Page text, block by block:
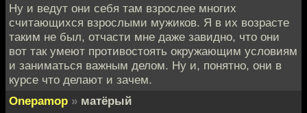
Ну и ведут они себя там взрослее многих
считающихся взрослыми мужиков. Я в их возрасте
таким не был, отчасти мне даже завидно, что они
вот так умеют противостоять окружающим условиям
и заниматься важным делом. Ну и, понятно, они в
курсе что делают и зачем.
Onepamop » матёрый